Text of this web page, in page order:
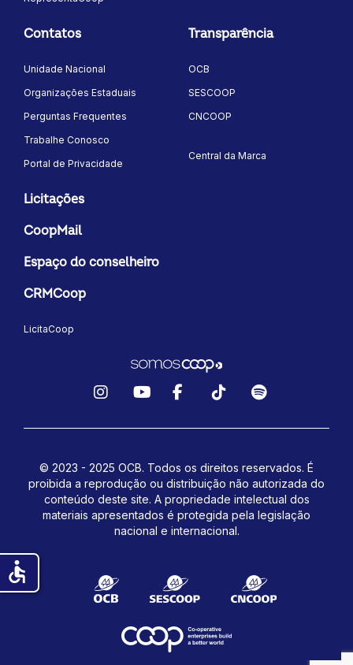
Contatos
Unidade Nacional
Organizações Estaduais
Perguntas Frequentes
Trabalhe Conosco
Portal de Privacidade
Transparência
OCB
SESCOOP
CNCOOP
Central da Marca
Licitações
CoopMail
Espaço do conselheiro
CRMCoop
LicitaCoop
© 2023 - 2025 OCB. Todos os direitos reservados. É
proibida a reprodução ou distribuição não autorizada do
conteúdo deste site. A propriedade intelectual dos
materiais apresentados é protegida pela legislação
nacional e internacional.
accessible